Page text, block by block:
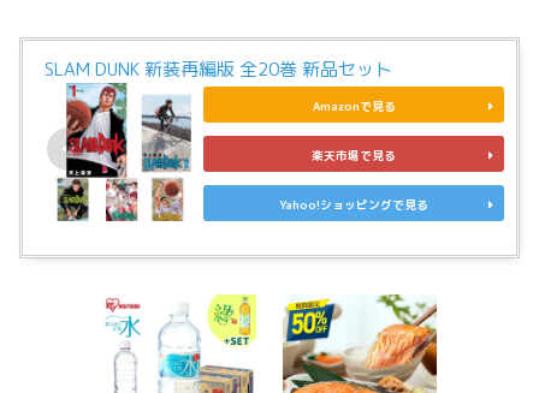
SLAM DUNK 新装再編版 全20巻 新品セット
Amazonで見る
楽天市場で見る
Yahoo!ショッピングで見る